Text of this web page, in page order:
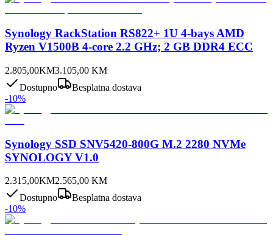
Synology RackStation RS822+ 1U 4-bays AMD
Ryzen V1500B 4-core 2.2 GHz; 2 GB DDR4 ECC
2.805,00KM3.105,00 KM
Dostupno
Besplatna dostava
-10%
Synology SSD SNV5420-800G M.2 2280 NVMe
SYNOLOGY V1.0
2.315,00KM2.565,00 KM
Dostupno
Besplatna dostava
-10%